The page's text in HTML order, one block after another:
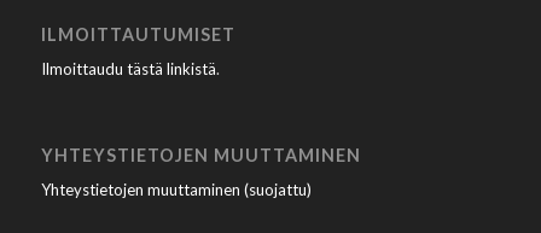
ILMOITTAUTUMISET
Ilmoittaudu tästä linkistä.
YHTEYSTIETOJEN MUUTTAMINEN
Yhteystietojen muuttaminen (suojattu)